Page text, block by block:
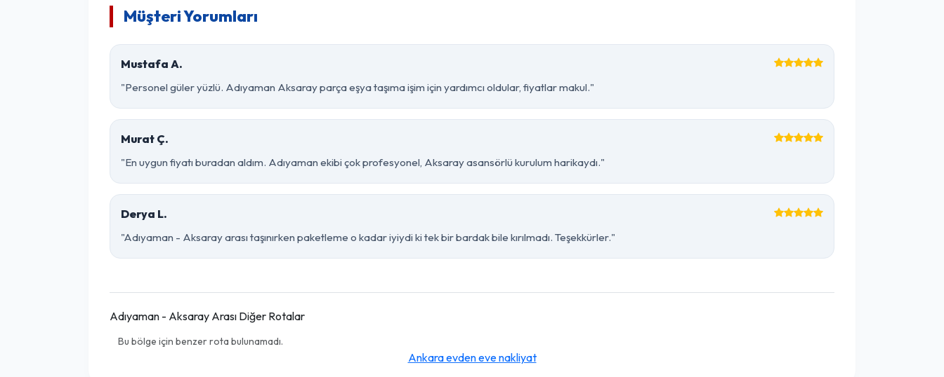
Müşteri Yorumları
Mustafa A.
"Personel güler yüzlü. Adıyaman Aksaray parça eşya taşıma işim için yardımcı oldular, fiyatlar makul."
Murat Ç.
"En uygun fiyatı buradan aldım. Adıyaman ekibi çok profesyonel, Aksaray asansörlü kurulum harikaydı."
Derya L.
"Adıyaman - Aksaray arası taşınırken paketleme o kadar iyiydi ki tek bir bardak bile kırılmadı. Teşekkürler."
Adıyaman - Aksaray Arası Diğer Rotalar
Bu bölge için benzer rota bulunamadı.
Ankara evden eve nakliyat